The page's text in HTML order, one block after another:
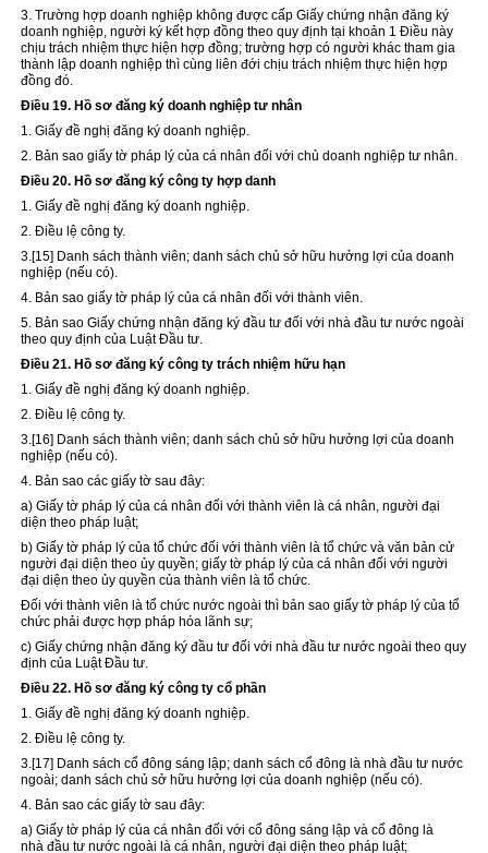
3. Trường hợp doanh nghiệp không được cấp Giấy chứng nhận đăng ký
doanh nghiệp, người ký kết hợp đồng theo quy định tại khoản 1 Điều này
chịu trách nhiệm thực hiện hợp đồng; trường hợp có người khác tham gia
thành lập doanh nghiệp thì cùng liên đới chịu trách nhiệm thực hiện hợp
đồng đó.
Điều 19. Hồ sơ đăng ký doanh nghiệp tư nhân
1. Giấy đề nghị đăng ký doanh nghiệp.
2. Bản sao giấy tờ pháp lý của cá nhân đối với chủ doanh nghiệp tư nhân.
Điều 20. Hồ sơ đăng ký công ty hợp danh
1. Giấy đề nghị đăng ký doanh nghiệp.
2. Điều lệ công ty.
3.[15] Danh sách thành viên; danh sách chủ sở hữu hưởng lợi của doanh
nghiệp (nếu có).
4. Bản sao giấy tờ pháp lý của cá nhân đối với thành viên.
5. Bản sao Giấy chứng nhận đăng ký đầu tư đối với nhà đầu tư nước ngoài
theo quy định của Luật Đầu tư.
Điều 21. Hồ sơ đăng ký công ty trách nhiệm hữu hạn
1. Giấy đề nghị đăng ký doanh nghiệp.
2. Điều lệ công ty.
3.[16] Danh sách thành viên; danh sách chủ sở hữu hưởng lợi của doanh
nghiệp (nếu có).
4. Bản sao các giấy tờ sau đây:
a) Giấy tờ pháp lý của cá nhân đối với thành viên là cá nhân, người đại
diện theo pháp luật;
b) Giấy tờ pháp lý của tổ chức đối với thành viên là tổ chức và văn bản cử
người đại diện theo ủy quyền; giấy tờ pháp lý của cá nhân đối với người
đại diện theo ủy quyền của thành viên là tổ chức.
Đốivới thành viên là tổ chức nước ngoài thì bản sao giấy tờ pháp lý của tổ
chức phải được hợp pháp hóa lãnh sự;
c) Giấy chứng nhận đăng ký đầu tư đốivới nhà đầu tư nước ngoài theo quy
định của Luật Đầu tư.
Điều 22. Hồ sơ đăng ký công ty cổ phần
1. Giấy đề nghị đăng ký doanh nghiệp.
2. Điều lệ công ty.
3.[17] Danh sách cổ đông sáng lập; danh sách cổ đông là nhà đầu tư nước
ngoài; danh sách chủ sở hữu hưởng lợi của doanh nghiệp (nếu có).
4. Bản sao các giấy tờ sau đây:
a) Giấy tờ pháp lý của cá nhân đối với cổ đông sáng lập và cổ đông là
nhàđầu tư nước ngoài là cá nhân, người đại diện theo pháp luật;